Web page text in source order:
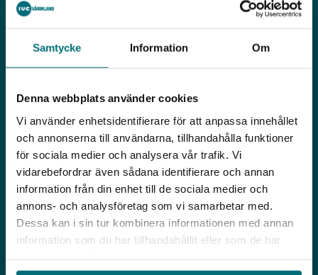
Samtycke Information Om
Denna webbplats använder cookies
Vi använder enhetsidentifierare för att anpassa innehållet
och annonserna till användarna, tillhandahålla funktioner
för sociala medier och analysera vår trafik. Vi
vidarebefordrar även sådana identifierare och annan
information från din enhet till de sociala medier och
annons- och analysföretag som vi samarbetar med.
Dessa kan i sin tur kombinera informationen med annan
information som du har tillhandahållit eller som de har
Adress
656 37 Karlstad
Org. nummer: 802447-9621
Om oss
Erbjudande
Aktuellt